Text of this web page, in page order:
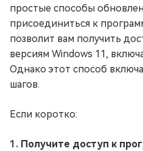
простые способы
присоединиться к
позволит вам получить
версиям Windows 11,
Однако этот способ
шагов.
Если коротко:
Получите доступ к